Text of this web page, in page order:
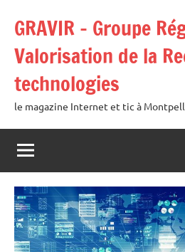
contenu
GRAVIR – Groupe
Valorisation de la
technologies
le magazine Internet et tic à